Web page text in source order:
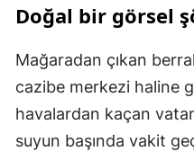
Doğal bir görsel
Mağaradan çıkan
cazibe merkezi haline
havalardan kaçan
suyun başında vakit